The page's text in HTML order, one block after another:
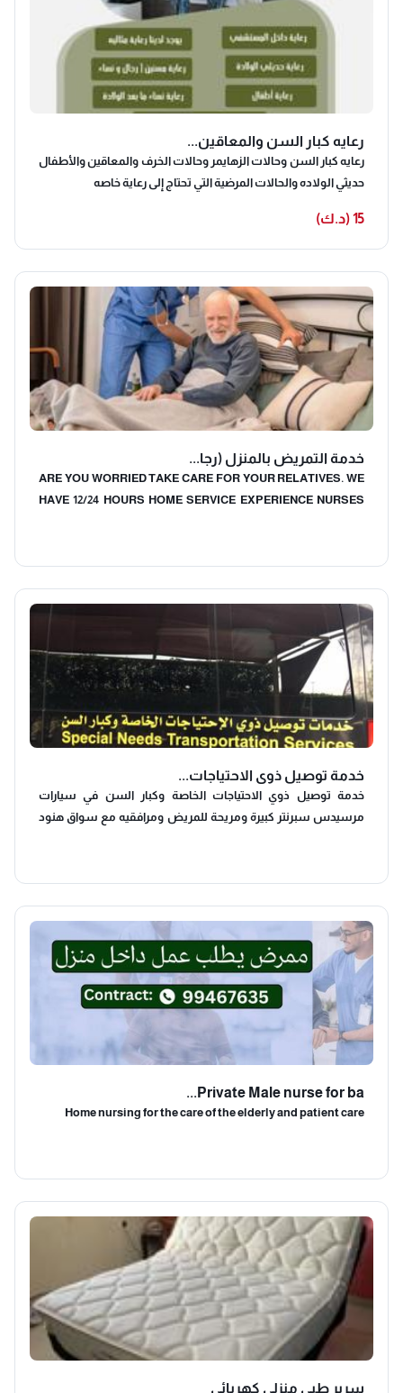
رعايه كبار السن والمعاقين...
رعايه كبار السن وحالات الزهايمر وحالات الخرف والمعاقين والأطفال
حديثي الولاده والحالات المرضية التي تحتاج إلى رعاية خاصه
15 (د.ك)
خدمة التمريض بالمنزل (رجا...
ARE YOU WORRIED TAKE CARE FOR YOUR RELATIVES. WE
HAVE 12/24 HOURS HOME SERVICE EXPERIENCE NURSES
Trusted Service in Kuwait Male Nurses ,Call Anytime
خدمة توصيل ذوي الاحتياجات...
خدمة توصيل ذوي الاحتياجات الخاصة وكبار السن في سيارات
مرسيدس سبرنتر كبيرة ومريحة للمريض ومرافقيه مع سواق هنود
Private Male nurse for ba...
Home nursing for the care of the elderly and patient care
سرير طبي منزلي كهربائي